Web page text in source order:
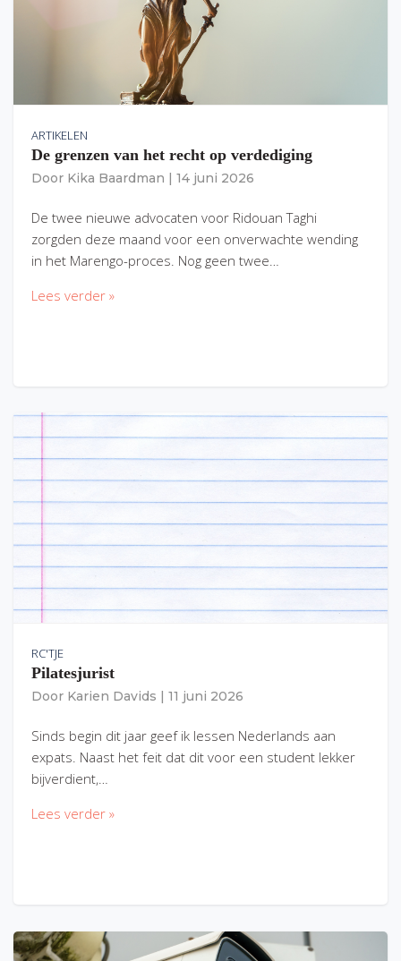
ARTIKELEN
De grenzen van het recht op verdediging
Door Kika Baardman 14 juni 2026
De twee nieuwe advocaten voor Ridouan Taghi
zorgden deze maand voor een onverwachte wending
in het Marengo-proces. Nog geen twee…
Lees verder »
RC'TJE
Pilatesjurist
Door Karien Davids 11 juni 2026
Sinds begin dit jaar geef ik lessen Nederlands aan
expats. Naast het feit dat dit voor een student lekker
bijverdient,…
Lees verder »